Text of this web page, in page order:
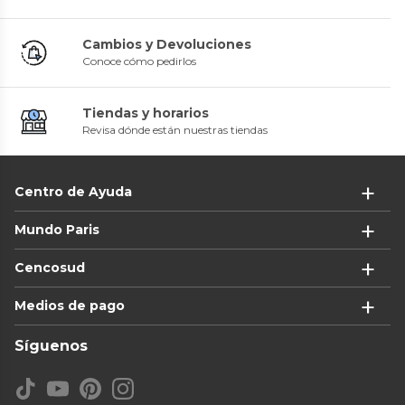
Cambios y Devoluciones
Conoce cómo pedirlos
Tiendas y horarios
Revisa dónde están nuestras tiendas
Centro de Ayuda
Mundo Paris
Cencosud
Medios de pago
Síguenos